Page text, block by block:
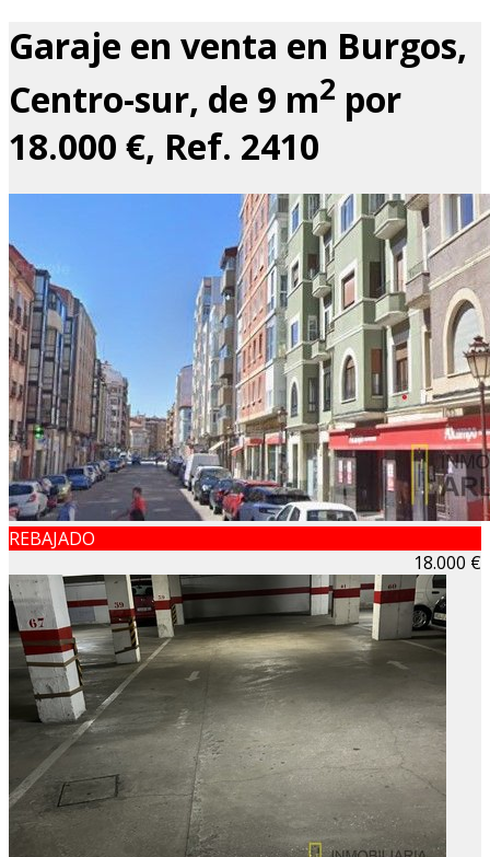
Garaje en venta en Burgos,
Centro-sur, de 9 m2 por
18.000 €, Ref. 2410
REBAJADO
18.000 €